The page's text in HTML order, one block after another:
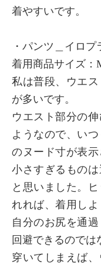
着やすいです。
・パンツ＿イロプ
着用商品サイズ
私は普段、ウエ
が多いです。
ウエスト部分の
ようなので、い
のヌード寸が表示
小さすぎるもの
と思いました。
れれば、着用し
自分のお尻を通
回避できるのでは
穿いてしまえば